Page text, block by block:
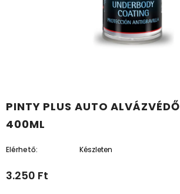
PINTY PLUS AUTO
400ML
Elérhető: Készleten
3.250 Ft